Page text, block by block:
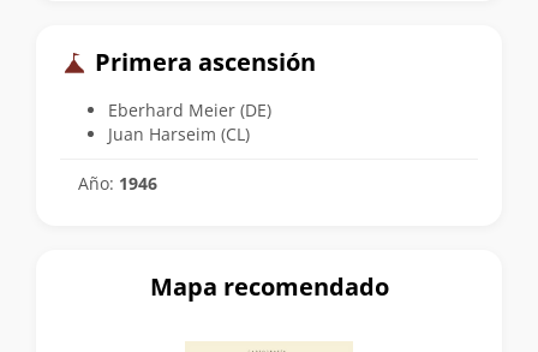
Primera ascensión
Eberhard Meier (DE)
Juan Harseim (CL)
Año: 1946
Mapa recomendado